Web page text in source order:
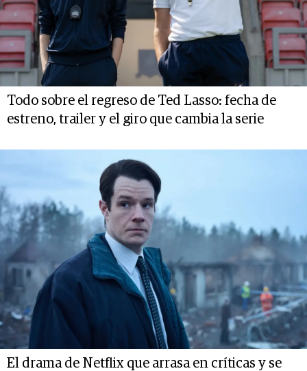
Todo sobre el regreso de Ted Lasso: fecha de
estreno, trailer y el giro que cambia la serie
El drama de Netflix que arrasa en críticas y se